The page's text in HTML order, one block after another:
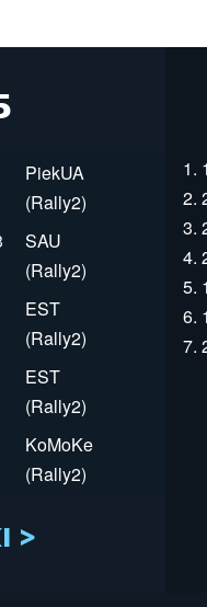
PiekUA
(Rally2)
SAU
(Rally2)
EST
(Rally2)
EST
(Rally2)
KoMoKe
(Rally2)
>
1.
2.
3.
4.
5.
6.
7.